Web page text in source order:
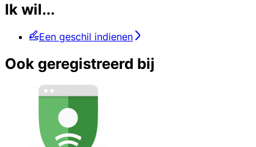
Ik wil...
Een geschil indienen
Ook geregistreerd bij